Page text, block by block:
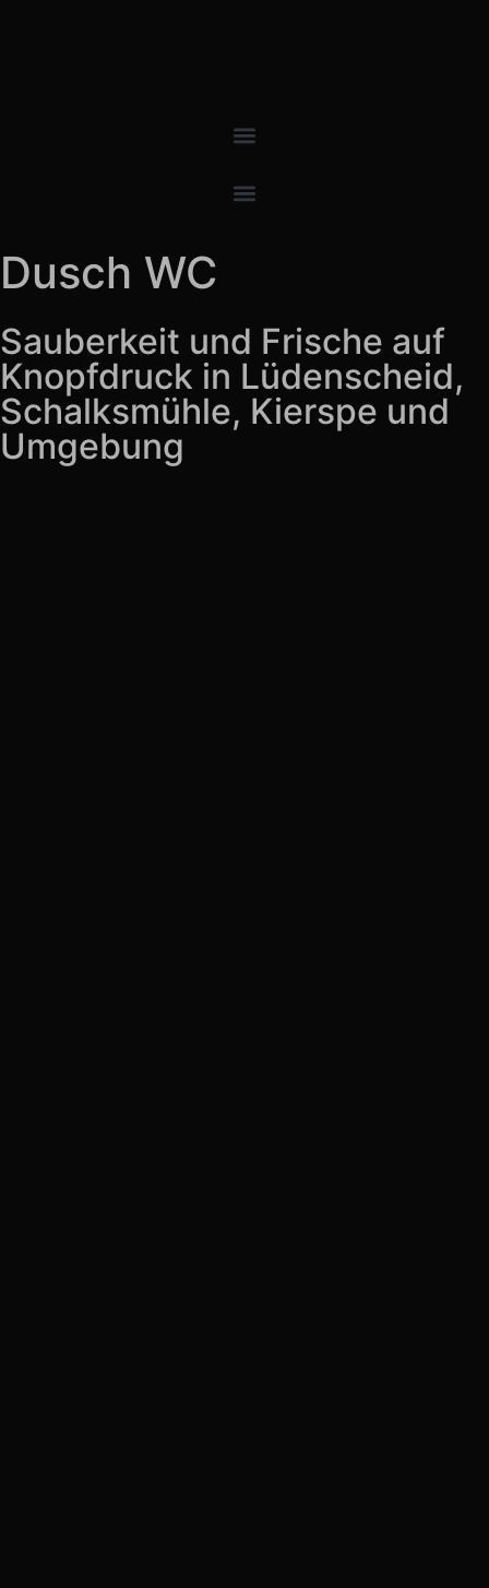
Dusch WC
Sauberkeit und Frische auf
Knopfdruck in Lüdenscheid,
Schalksmühle, Kierspe und
Umgebung